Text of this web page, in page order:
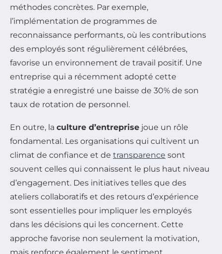
méthodes concrètes. Par exemple,
l’implémentation de programmes de
reconnaissance performants, où les contributions
des employés sont régulièrement célébrées,
favorise un environnement de travail positif. Une
entreprise qui a récemment adopté cette
stratégie a enregistré une baisse de 30% de son
taux de rotation de personnel.
En outre, la culture d’entreprise joue un rôle
fondamental. Les organisations qui cultivent un
climat de confiance et de transparence sont
souvent celles qui connaissent le plus haut niveau
d’engagement. Des initiatives telles que des
ateliers collaboratifs et des retours d’expérience
sont essentielles pour impliquer les employés
dans les décisions qui les concernent. Cette
approche favorise non seulement la motivation,